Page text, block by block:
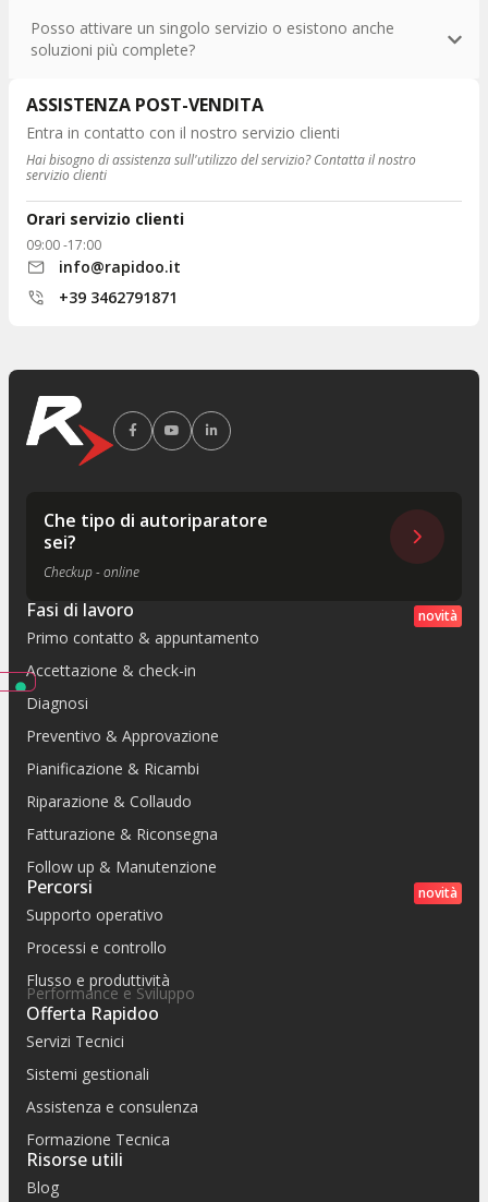
Posso attivare un singolo servizio o esistono anche
soluzioni più complete?
ASSISTENZA POST-VENDITA
Entra in contatto con il nostro servizio clienti
Hai bisogno di assistenza sull'utilizzo del servizio? Contatta il nostro
servizio clienti
Orari servizio clienti
09:00 -17:00
info@rapidoo.it
+39 3462791871
Che tipo di autoriparatore
sei?
Checkup - online
novità
Fasi di lavoro
Primo contatto & appuntamento
Accettazione & check-in
Diagnosi
Preventivo & Approvazione
Pianificazione & Ricambi
Riparazione & Collaudo
Fatturazione & Riconsegna
Follow up & Manutenzione
novità
Percorsi
Supporto operativo
Processi e controllo
Flusso e produttività
Performance e Sviluppo
Offerta Rapidoo
Servizi Tecnici
Sistemi gestionali
Assistenza e consulenza
Formazione Tecnica
Risorse utili
Blog